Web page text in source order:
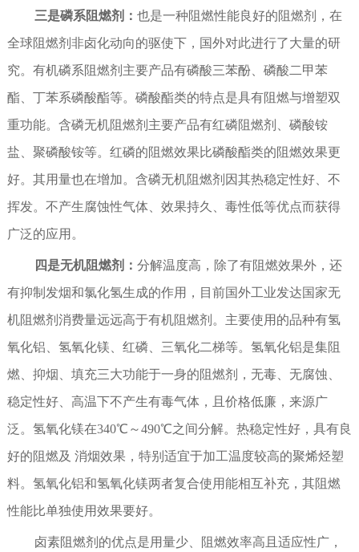
三是磷系阻燃剂： 也是一种阻燃性能良好的阻燃剂，在
全球阻燃剂非卤化动向的驱使下，国外对此进行了大量的研
究。有机磷系阻燃剂主要产品有磷酸三苯酚、磷酸二甲苯
酯、丁苯系磷酸酯等。磷酸酯类的特点是具有阻燃与增塑双
重功能。含磷无机阻燃剂主要产品有红磷阻燃剂、磷酸铵
盐、聚磷酸铵等。红磷的阻燃效果比磷酸酯类的阻燃效果更
好。其用量也在增加。含磷无机阻燃剂因其热稳定性好、不
挥发。不产生腐蚀性气体、效果持久、毒性低等优点而获得
广泛的应用。
四是无机阻燃剂： 分解温度高，除了有阻燃效果外，还
有抑制发烟和氯化氢生成的作用，目前国外工业发达国家无
机阻燃剂消费量远远高于有机阻燃剂。主要使用的品种有氢
氧化铝、氢氧化镁、红磷、三氧化二梯等。氢氧化铝是集阻
燃、抑烟、填充三大功能于一身的阻燃剂，无毒、无腐蚀、
稳定性好、高温下不产生有毒气体，且价格低廉，来源广
泛。氢氧化镁在340℃～490℃之间分解。热稳定性好，具有良
好的阻燃及 消烟效果，特别适宜于加工温度较高的聚烯烃塑
料。氢氧化铝和氢氧化镁两者复合使用能相互补充，其阻燃
性能比单独使用效果要好。
卤素阻燃剂的优点是用量少、阻燃效率高且适应性广，